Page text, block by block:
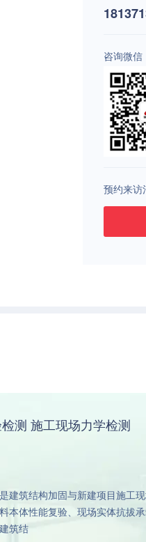
咨询微信
预约来访
测 施工现场力学检测
建筑结构加固与新建项目施工
本体性能复验、现场实体抗拔
筑结